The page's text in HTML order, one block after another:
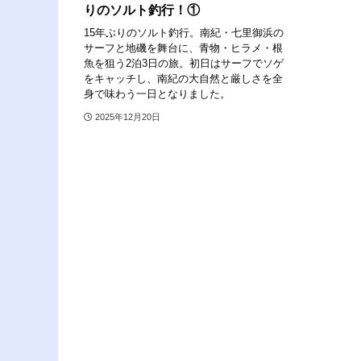
りのソルト釣行！①
15年ぶりのソルト釣行。南紀・七里御浜の
サーフと地磯を舞台に、青物・ヒラメ・根
魚を狙う2泊3日の旅。初日はサーフでソゲ
をキャッチし、南紀の大自然と厳しさを全
身で味わう一日となりました。
2025年12月20日